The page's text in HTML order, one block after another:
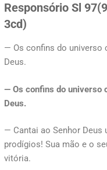
Responsório Sl
3cd)
— Os confins do universo
Deus.
— Os confins do universo
Deus.
— Cantai ao Senhor Deus
prodígios! Sua mão e o
vitória.